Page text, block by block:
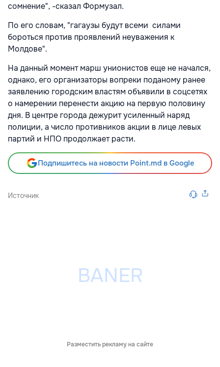
сомнение", -сказал Формузал.
По его словам, "гагаузы будут всеми силами
бороться против проявлений неуважения к
Молдове".
На данный момент марш унионистов еще не начался,
однако, его организаторы вопреки поданому ранее
заявлению городским властям объявили в соцсетях
о намерении перенести акцию на первую половину
дня. В центре города дежурит усиленный наряд
полиции, а число противников акции в лице левых
партий и НПО продолжает расти.
Подпишитесь на новости Point.md в Google
Источник
Разместить рекламу на сайте